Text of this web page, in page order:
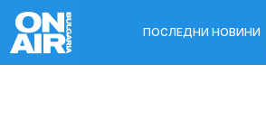
ПОСЛЕДНИ НОВИНИ